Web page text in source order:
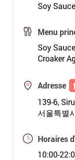
Soy
Menu
Soy
Croaker
Adresse
139-6,
서울특별
Horaires
10:00-